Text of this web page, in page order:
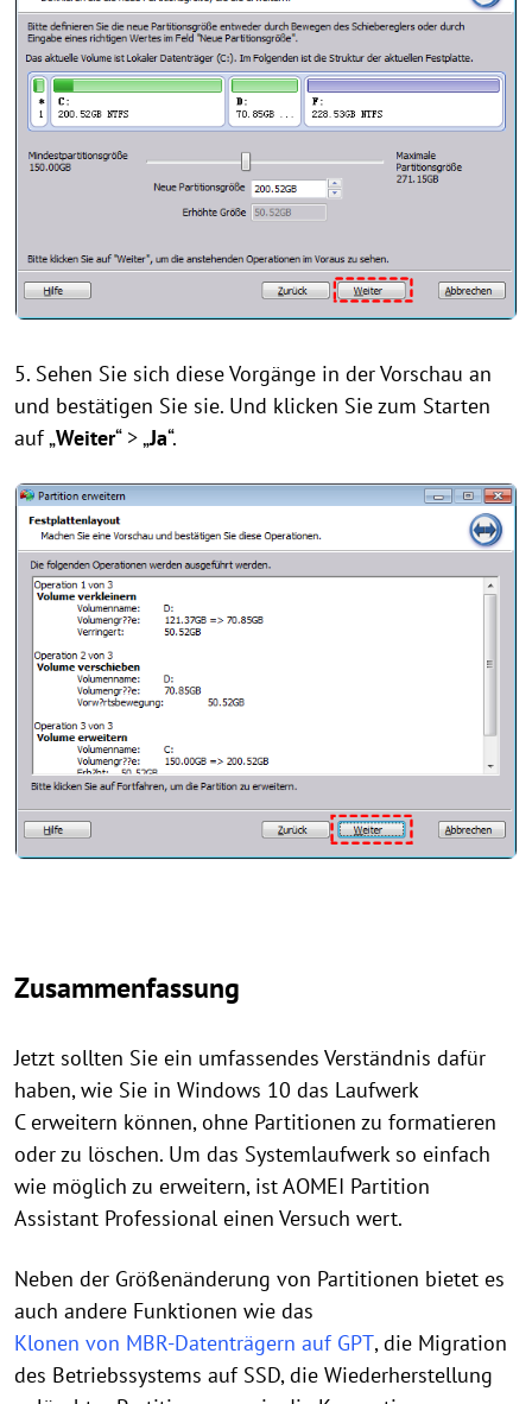
5. Sehen Sie sich diese Vorgänge in der Vorschau an
und bestätigen Sie sie. Und klicken Sie zum Starten
auf „Weiter“ > „Ja“.
Zusammenfassung
Jetzt sollten Sie ein umfassendes Verständnis dafür
haben, wie Sie in Windows 10 das Laufwerk
C erweitern können, ohne Partitionen zu formatieren
oder zu löschen. Um das Systemlaufwerk so einfach
wie möglich zu erweitern, ist AOMEI Partition
Assistant Professional einen Versuch wert.
Neben der Größenänderung von Partitionen bietet es
auch andere Funktionen wie das
Klonen von MBR-Datenträgern auf GPT, die Migration
des Betriebssystems auf SSD, die Wiederherstellung